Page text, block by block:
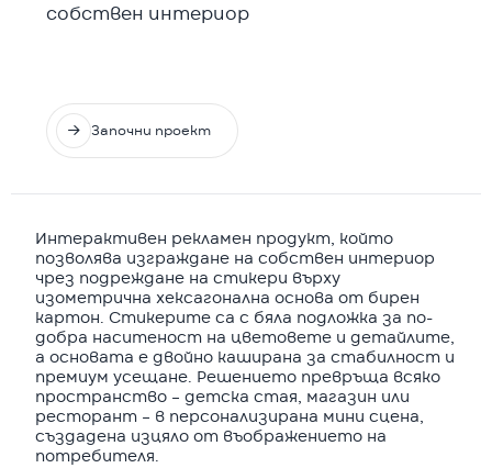
собствен интериор
 Започни проект
Интерактивен рекламен продукт, който
позволява изграждане на собствен интериор
чрез подреждане на стикери върху
изометрична хексагонална основа от бирен
картон. Стикерите са с бяла подложка за по-
добра наситеност на цветовете и детайлите,
а основата е двойно каширана за стабилност и
премиум усещане. Решението превръща всяко
пространство – детска стая, магазин или
ресторант – в персонализирана мини сцена,
създадена изцяло от въображението на
потребителя.